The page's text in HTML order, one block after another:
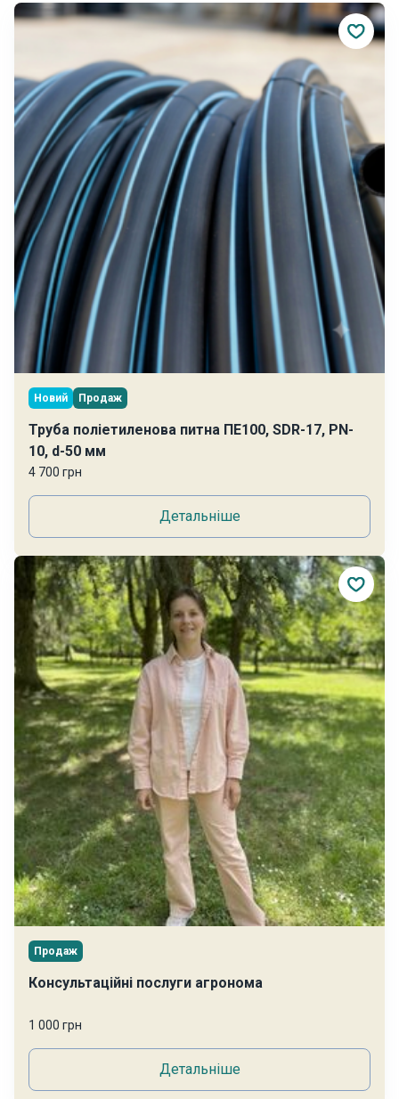
Новий Продаж
Труба поліетиленова питна ПЕ100, SDR-17, PN-
10, d-50 мм
4 700 грн
Детальніше
Продаж
Консультаційні послуги агронома
1 000 грн
Детальніше